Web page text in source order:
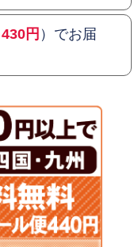
430円 ）でお届